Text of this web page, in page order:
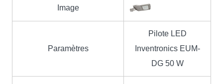
Image
Paramètres
Pilote LED
Inventronics EUM-
DG 50 W